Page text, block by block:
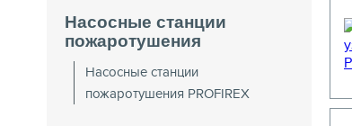
Насосные станции
пожаротушения
Насосные станции
пожаротушения PROFIREX